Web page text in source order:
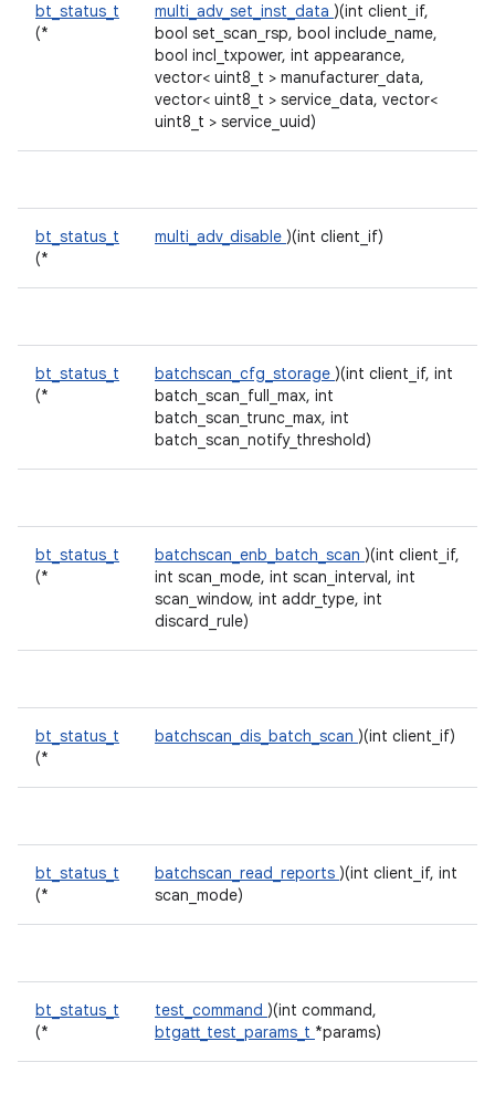
bt_status_t
(*
multi_adv_set_inst_data )(int client_if,
bool set_scan_rsp, bool include_name,
bool incl_txpower, int appearance,
vector< uint8_t > manufacturer_data,
vector< uint8_t > service_data, vector<
uint8_t > service_uuid)
bt_status_t
(*
multi_adv_disable )(int client_if)
bt_status_t
(*
batchscan_cfg_storage )(int client_if, int
batch_scan_full_max, int
batch_scan_trunc_max, int
batch_scan_notify_threshold)
bt_status_t
(*
batchscan_enb_batch_scan )(int client_if,
int scan_mode, int scan_interval, int
scan_window, int addr_type, int
discard_rule)
bt_status_t
(*
batchscan_dis_batch_scan )(int client_if)
bt_status_t
(*
batchscan_read_reports )(int client_if, int
scan_mode)
bt_status_t
(*
test_command )(int command,
btgatt_test_params_t *params)